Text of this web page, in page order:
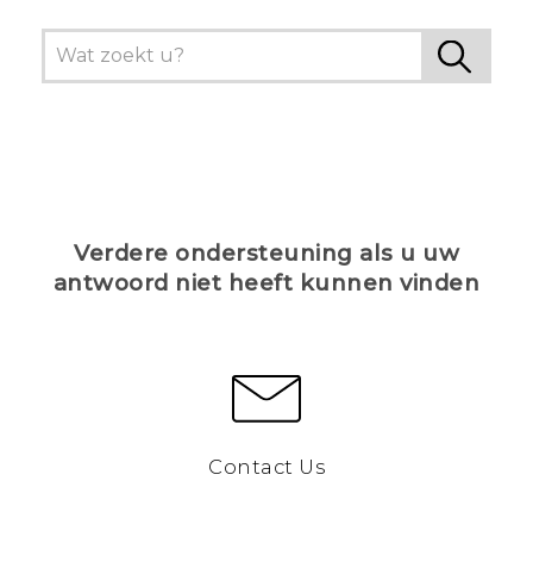
Verdere ondersteuning als u uw
antwoord niet heeft kunnen vinden
Contact Us